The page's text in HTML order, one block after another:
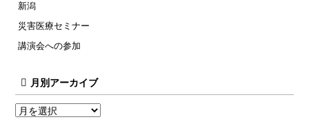
新潟
災害医療セミナー
講演会への参加
月別アーカイブ